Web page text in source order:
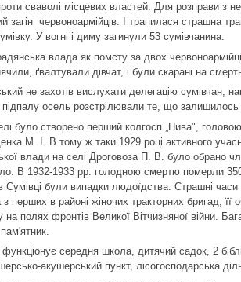
сваволі місцевих властей. Для розправи з
загін червоноармійців. І трапилася страшна
У вогні і диму загинули 53 сумівчанина.
влада як помсту за двох
ґвалтували дівчат, і були скарані на
не захотів вислухати делегацію сумівчан,
підпалу осель розстрілювали те, що залишилось
було створено перший колгосп „Нива",
М. І. В тому ж таки 1929 році активного
влади на селі Дроговоза П. В. було обрано
В 1932-1933 рр. голодною смертю померли
Сумівці були випадки людоїдства. Страшні
з перших в районі жіночих тракторних бригад,
на полях фронтів Великої Вітчизняної війни.
функціонує середня школа, дитячий садок, 2
акушерський пункт, лісогосподарська